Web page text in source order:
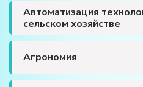
Автоматизация
сельском хозяйстве
Агрономия